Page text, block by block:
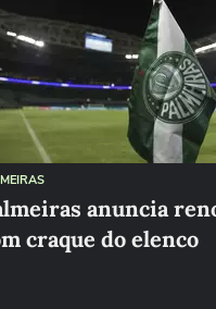
anuncia
craque do elenco